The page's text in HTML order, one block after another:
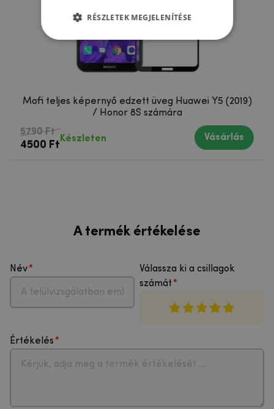
Mofi teljes képernyő edzett üveg Huawei Y5 (2019)
/ Honor 8S számára
5790 Ft
4500 Ft
Készleten Vásárlás
A termék értékelése
Név
Válassza ki a csillagok
számát
Értékelés
RÉSZLETEK MEGJELENÍTÉSE